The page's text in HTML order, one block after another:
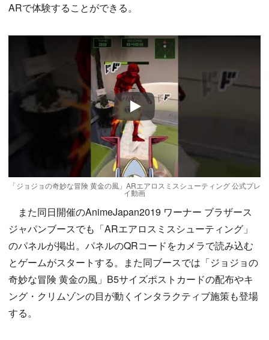
ARで体験することができる。
Play
「ジョジョの奇妙な冒険 黄金の風」ARエアロスミスシューティング 公式プレ
イ動画
また同日開催のAnimeJapan2019 ワーナー ブラザース
ジャパンブースでも「ARエアロスミスシューティング」
のパネルが掲出。パネルのQRコードをカメラで読み込む
とゲームがスタートする。また同ブースでは「ジョジョの
奇妙な冒険 黄金の風」B5サイズポストカードの配布やキ
ング・クリムゾンの目が動くインタラクティブ施策も登場
する。